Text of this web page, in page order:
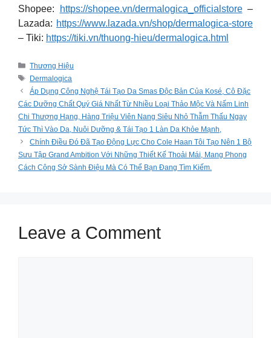
Shopee:
https://shopee.vn/dermalogica_officialstore–
Lazada: https://www.lazada.vn/shop/dermalogica-store
– Tiki: https://tiki.vn/thuong-hieu/dermalogica.html
Categories
Thương Hiệu
Tags
Dermalogica
Áp Dụng Công Nghệ Tái Tạo Da Smas Độc Bản Của Kosé, Cô Đặc
Các Dưỡng Chất Quý Giá Nhất Từ Nhiều Loại Thảo Mộc Và Nấm Linh
Chi Thượng Hạng, Hàng Triệu Viên Nang Siêu Nhỏ Thẫm Thấu Ngay
Tức Thì Vào Da, Nuôi Dưỡng & Tái Tạo 1 Làn Da Khỏe Mạnh,
Chính Điều Đó Đã Tạo Động Lực Cho Cole Haan Tôi Tạo Nên 1 Bộ
Sưu Tập Grand Ambition Với Những Thiết Kế Thoải Mái, Mang Phong
Cách Công Sở Sành Điệu Mà Có Thể Bạn Đang Tìm Kiếm.
Leave a Comment